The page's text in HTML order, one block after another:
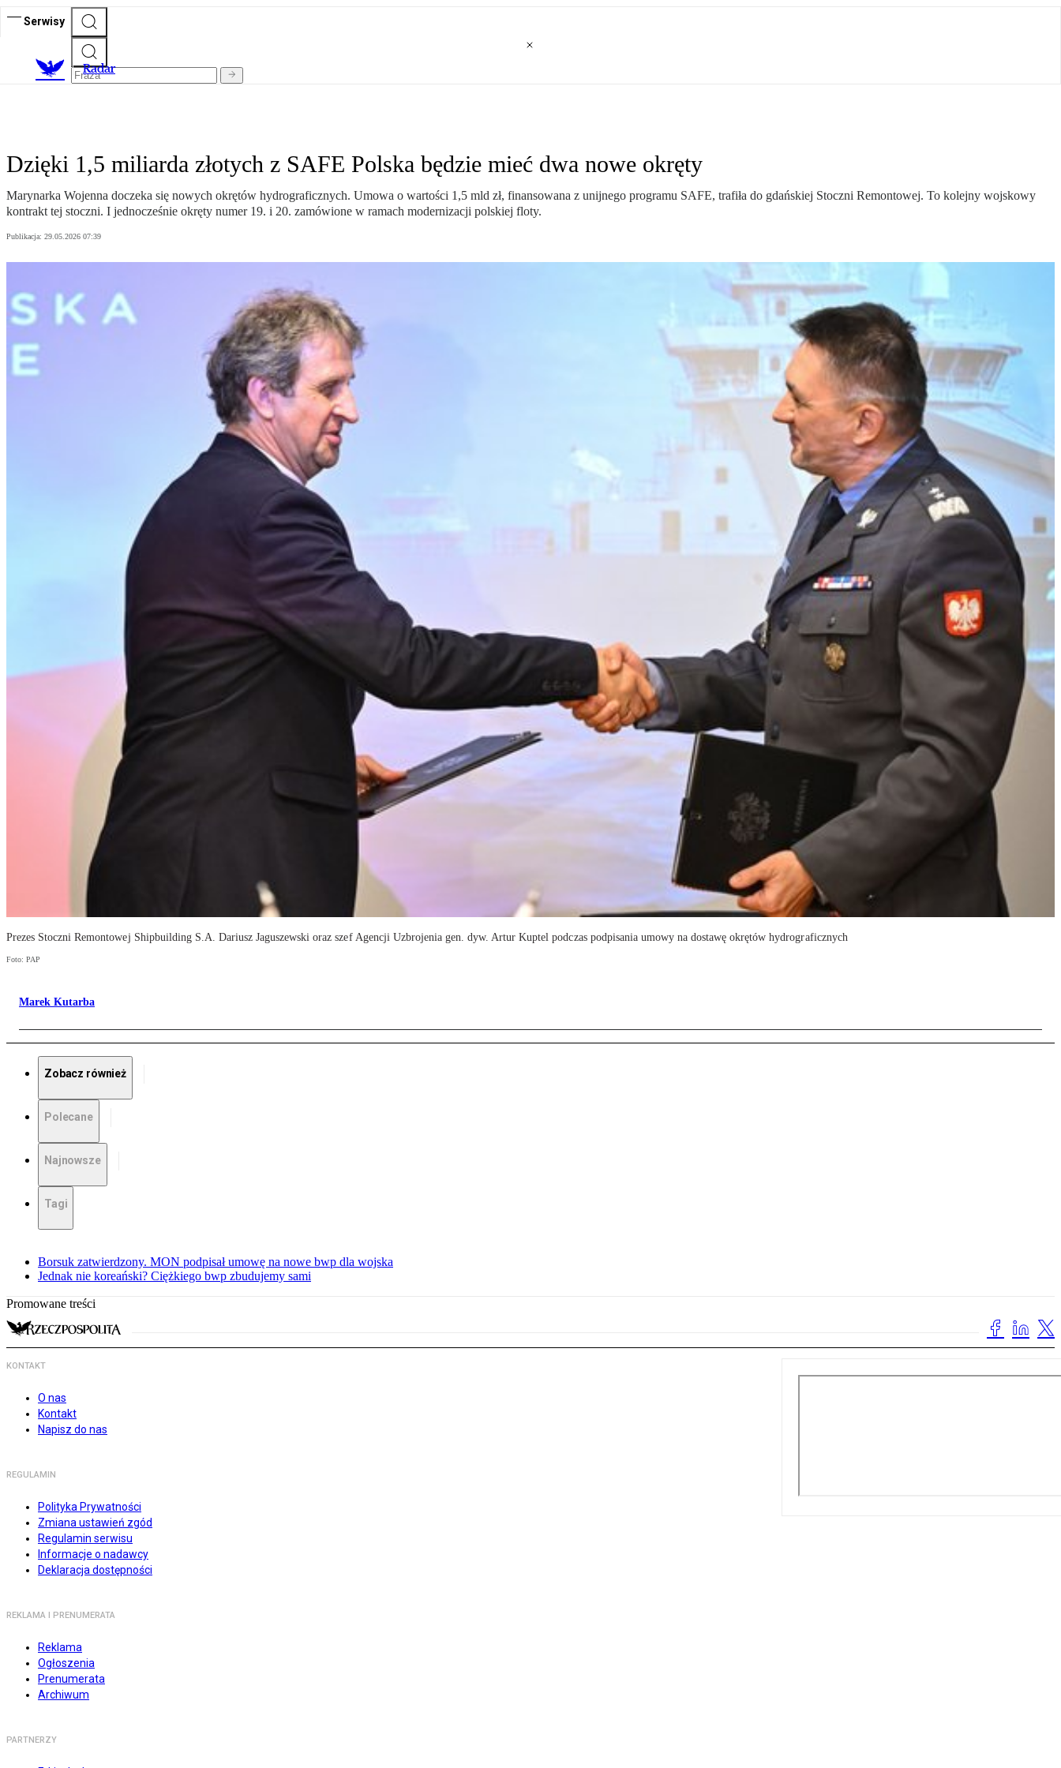
Serwisy
Radar
Dzięki 1,5 miliarda złotych z SAFE Polska będzie mieć dwa nowe okręty
Marynarka Wojenna doczeka się nowych okrętów hydrograficznych. Umowa o wartości 1,5 mld zł, finansowana z unijnego programu SAFE, trafiła do gdańskiej Stoczni Remontowej. To kolejny wojskowy
kontrakt tej stoczni. I jednocześnie okręty numer 19. i 20. zamówione w ramach modernizacji polskiej floty.
Publikacja: 29.05.2026 07:39
Prezes Stoczni Remontowej Shipbuilding S.A. Dariusz Jaguszewski oraz szef Agencji Uzbrojenia gen. dyw. Artur Kuptel podczas podpisania umowy na dostawę okrętów hydrograficznych
Foto: PAP
Marek Kutarba
Zobacz również
Polecane
Najnowsze
Tagi
Borsuk zatwierdzony. MON podpisał umowę na nowe bwp dla wojska
Jednak nie koreański? Ciężkiego bwp zbudujemy sami
Promowane treści
KONTAKT
O nas
Kontakt
Napisz do nas
REGULAMIN
Polityka Prywatności
Zmiana ustawień zgód
Regulamin serwisu
Informacje o nadawcy
Deklaracja dostępności
REKLAMA I PRENUMERATA
Reklama
Ogłoszenia
Prenumerata
Archiwum
PARTNERZY